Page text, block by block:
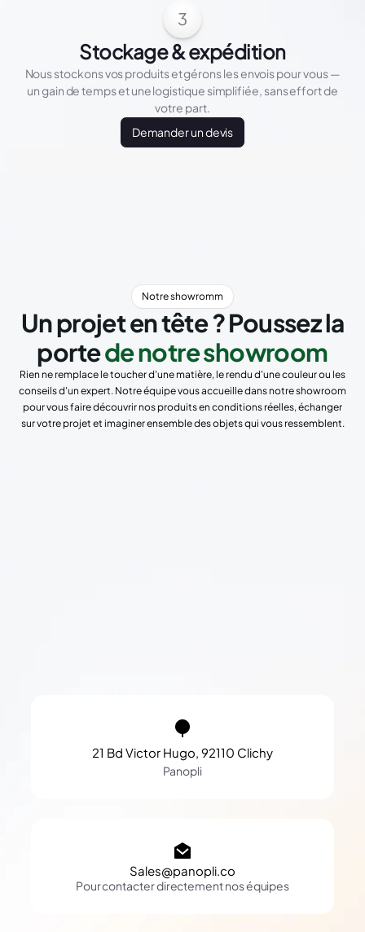
3
Stockage & expédition
Nous stockons vos produits et gérons les envois pour vous —
un gain de temps et une logistique simplifiée, sans effort de
votre part.
Demander un devis
Notre showromm
Un projet en tête ? Poussez la
portede notre showroom
Rien ne remplace le toucher d'une matière, le rendu d'une couleur ou les
conseils d'un expert. Notre équipe vous accueille dans notre showroom
pour vous faire découvrir nos produits en conditions réelles, échanger
sur votre projet et imaginer ensemble des objets qui vous ressemblent.
21 Bd Victor Hugo, 92110 Clichy
Panopli
Sales@panopli.co
Pour contacter directement nos équipes